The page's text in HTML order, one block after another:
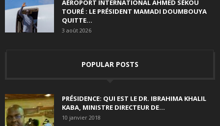
AÉROPORT INTERNATIONAL AHMED SÉKOU
TOURÉ : LE PRÉSIDENT MAMADI DOUMBOUYA
QUITTE...
3 août 2026
POPULAR POSTS
PRÉSIDENCE: QUI EST LE DR. IBRAHIMA KHALIL
KABA, MINISTRE DIRECTEUR DE...
10 janvier 2018